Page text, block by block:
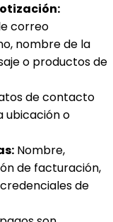
correo
nombre de la
o productos de
de contacto
ubicación o
Nombre,
de facturación,
de